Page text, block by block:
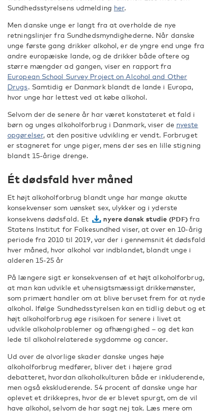
Sundhedsstyrelsens udmelding her.
Men danske unge er langt fra at overholde de nye
retningslinjer fra Sundhedsmyndighederne. Når danske
unge første gang drikker alkohol, er de yngre end unge fra
andre europæiske lande, og de drikker både oftere og
større mængder ad gangen, viser en rapport fra
European School Survey Project on Alcohol and Other
Drugs. Samtidig er Danmark blandt de lande i Europa,
hvor unge har lettest ved at købe alkohol.
Selvom der de senere år har været konstateret et fald i
børn og unges alkoholforbrug i Danmark, viser de nyeste
opgørelser, at den positive udvikling er vendt. Forbruget
er stagneret for unge piger, mens der ses en lille stigning
blandt 15-årige drenge.
Ét dødsfald hver måned
Et højt alkoholforbrug blandt unge har mange akutte
konsekvenser som uønsket sex, ulykker og i yderste
konsekvens dødsfald. Et
nyere dansk studie
fra
Statens Institut for Folkesundhed viser, at over en 10-årig
periode fra 2010 til 2019, var der i gennemsnit ét dødsfald
hver måned, hvor alkohol var indblandet, blandt unge i
alderen 15-25 år
På længere sigt er konsekvensen af et højt alkoholforbrug,
at man kan udvikle et uhensigtsmæssigt drikkemønster,
som primært handler om at blive beruset frem for at nyde
alkohol. Ifølge Sundhedsstyrelsen kan en tidlig debut og et
højt alkoholforbrug øge risikoen for senere i livet at
udvikle alkoholproblemer og afhængighed – og det kan
lede til alkoholrelaterede sygdomme og cancer.
Ud over de alvorlige skader danske unges høje
alkoholforbrug medfører, bliver det i højere grad
debatteret, hvordan alkoholkulturen både er inkluderende,
men også ekskluderende. 54 procent af danske unge har
oplevet et drikkepres, hvor de er blevet spurgt, om de vil
have alkohol, selvom de har sagt nej tak. Læs mere om